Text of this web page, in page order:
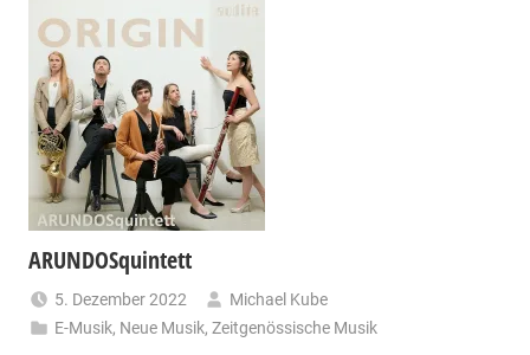
ARUNDOSquintett
5. Dezember 2022
Michael Kube
E-Musik, Neue Musik,Zeitgenössische Musik